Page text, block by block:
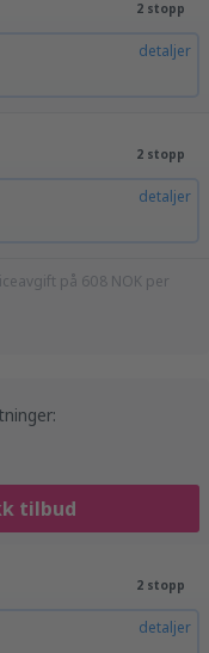
2 stopp
detaljer
2 stopp
detaljer
på 608 NOK per
tilbud
2 stopp
detaljer